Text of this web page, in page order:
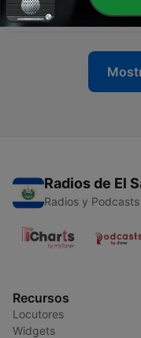
24 mayo 2023
Radios de El
Radios y Podcasts
Recursos
Locutores
Widgets